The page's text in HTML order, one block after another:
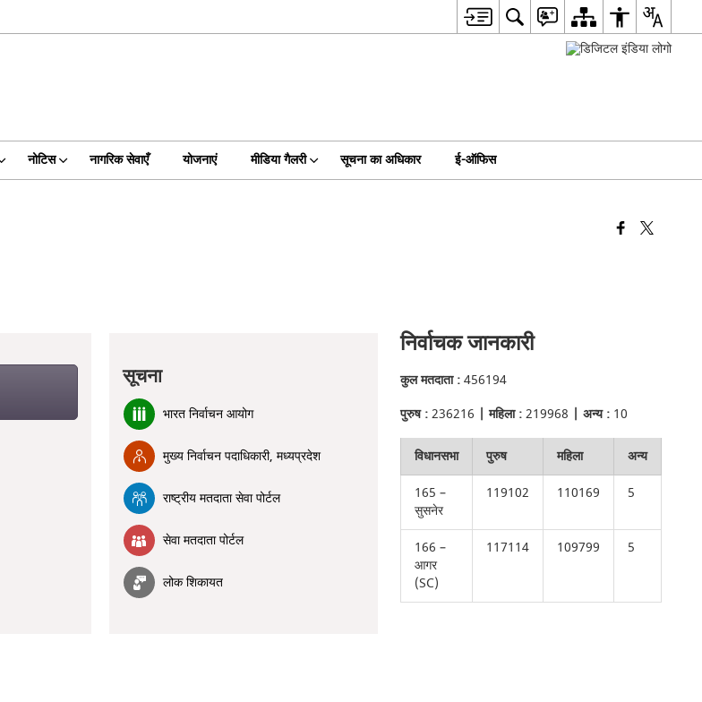
नोटिस नागरिक सेवाएँ योजनाएं मीडिया गैलरी सूचना का अधिकार ई-ऑफिस
सूचना
भारत निर्वाचन आयोग
मुख्य निर्वाचन पदाधिकारी, मध्यप्रदेश
राष्ट्रीय मतदाता सेवा पोर्टल
सेवा मतदाता पोर्टल
लोक शिकायत
निर्वाचक जानकारी
कुल मतदाता :456194
पुरुष :236216 | महिला :219968 | अन्य : 10
विधानसभा पुरुष महिला
अन्य
165 –
सुसनेर
119102 110169 5
166 –
आगर
(SC)
117114 109799 5